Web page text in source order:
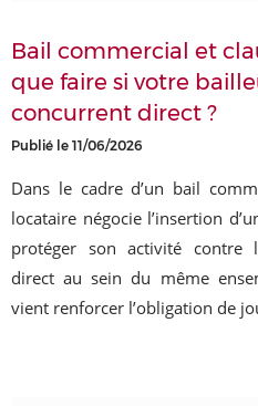
Bail commercial et
que faire si votre
concurrent direct ?
Publié le 11/06/2026
Dans le cadre d’un bail
locataire négocie l’insertion
protéger son activité contre
direct au sein du même
vient renforcer l’obligation de